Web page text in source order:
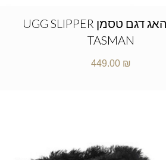
כפכפי האג דגם טסמן UGG SLIPPER
TASMAN
449.00 ₪